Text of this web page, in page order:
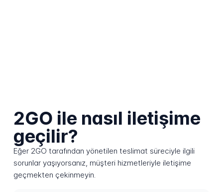
2GO ile nasıl iletişime
geçilir?
Eğer 2GO tarafından yönetilen teslimat süreciyle ilgili
sorunlar yaşıyorsanız, müşteri hizmetleriyle iletişime
geçmekten çekinmeyin.